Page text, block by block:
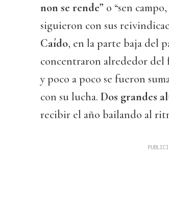
non se rende” o “sen
siguieron con sus
Caído, en la parte baja del
concentraron alrededor del
y poco a poco se fueron
con su lucha. Dos grandes
recibir el año bailando al